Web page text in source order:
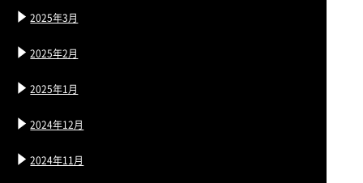
2025年3月
2025年2月
2025年1月
2024年12月
2024年11月